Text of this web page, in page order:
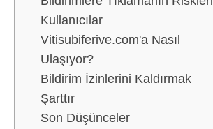
Kullanıcılar
Vitisubiferive.com'a Nasıl
Ulaşıyor?
Bildirim İzinlerini Kaldırmak
Şarttır
Son Düşünceler